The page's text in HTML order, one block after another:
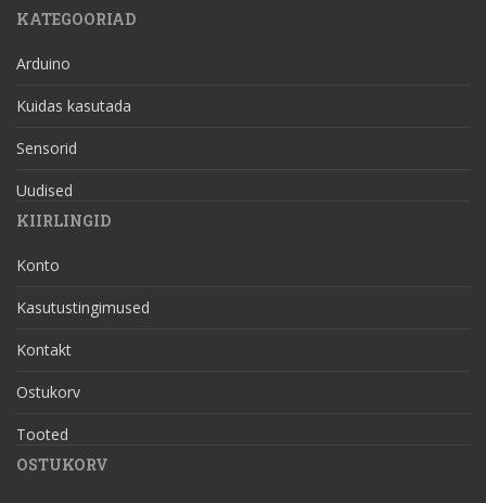
KATEGOORIAD
Arduino
Kuidas kasutada
Sensorid
Uudised
KIIRLINGID
Konto
Kasutustingimused
Kontakt
Ostukorv
Tooted
OSTUKORV